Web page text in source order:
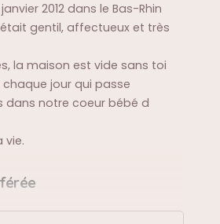
2012 dans le Bas-Rhin
gentil, affectueux et très
la maison est vide sans toi
jour qui passe
dans notre coeur bébé d
vie.
les vignes